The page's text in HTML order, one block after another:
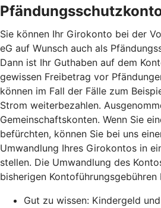
Sie können Ihr Girokonto bei der
eG auf Wunsch auch als
Dann ist Ihr Guthaben auf dem
gewissen Freibetrag vor
können im Fall der Fälle zum
Strom weiterbezahlen.
Gemeinschaftskonten. Wenn Sie
befürchten, können Sie bei uns
Umwandlung Ihres Girokontos in
stellen. Die Umwandlung des
bisherigen
Gut zu wissen: Kindergeld